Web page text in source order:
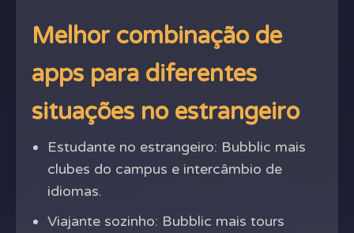
Melhor combinação de
apps para diferentes
situações no estrangeiro
Estudante no estrangeiro: Bubblic mais
clubes do campus e intercâmbio de
idiomas.
Viajante sozinho: Bubblic mais tours